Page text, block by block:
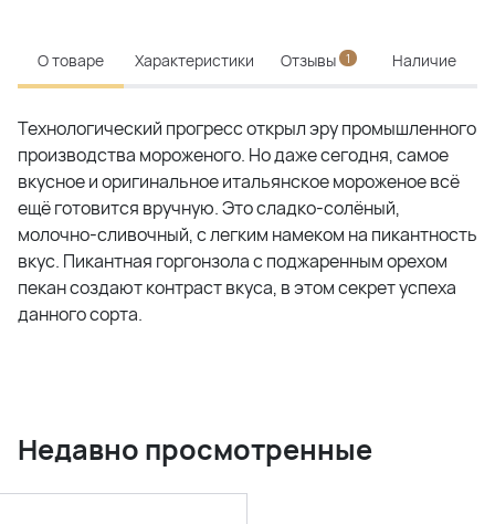
О товаре Характеристики Отзывы 1 Наличие
Технологический прогресс открыл эру промышленного
производства мороженого. Но даже сегодня, самое
вкусное и оригинальное итальянское мороженое всё
ещё готовится вручную. Это сладко-солёный,
молочно-сливочный, с легким намеком на пикантность
вкус. Пикантная горгонзола с поджаренным орехом
пекан создают контраст вкуса, в этом секрет успеха
данного сорта.
Недавно просмотренные